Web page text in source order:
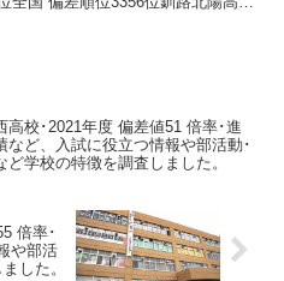
高校･2021年度 偏差値51 倍率･進
など、入試に役立つ情報や部活動･
ど学校の特徴を調査しました。
倍率･
や部活
した。